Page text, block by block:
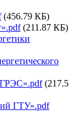
(456.79 КБ)
(211.87 КБ)
ГРЭС».pdf (217.5
ГТУ».pdf